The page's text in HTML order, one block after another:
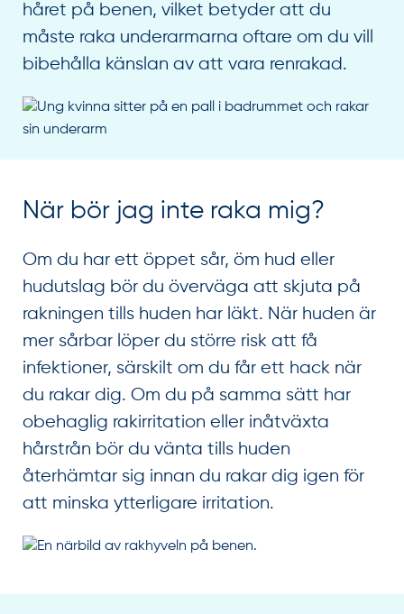
håret på benen, vilket betyder att du
måste raka underarmarna oftare om du vill
bibehålla känslan av att vara renrakad.
När bör jag inte raka mig?
Om du har ett öppet sår, öm hud eller
hudutslag bör du överväga att skjuta på
rakningen tills huden har läkt. När huden är
mer sårbar löper du större risk att få
infektioner, särskilt om du får ett hack när
du rakar dig. Om du på samma sätt har
obehaglig rakirritation eller inåtväxta
hårstrån bör du vänta tills huden
återhämtar sig innan du rakar dig igen för
att minska ytterligare irritation.